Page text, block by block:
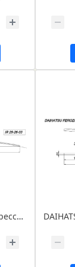
DAIHATSU FEROZA рессора задняя лист №3 (Арт. IR 29-26-03)